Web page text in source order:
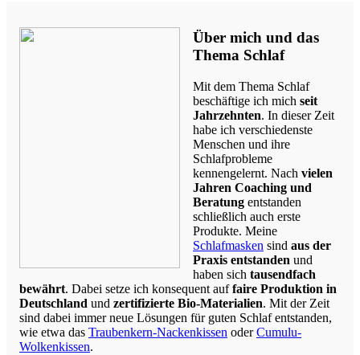
Über mich und das
Thema Schlaf
Mit dem Thema Schlaf
beschäftige ich mich seit
Jahrzehnten. In dieser Zeit
habe ich verschiedenste
Menschen und ihre
Schlafprobleme
kennengelernt. Nach vielen
Jahren Coaching und
Beratung entstanden
schließlich auch erste
Produkte. Meine
Schlafmasken sind aus der
Praxis entstanden und
haben sich tausendfach
bewährt. Dabei setze ich konsequent auffaire Produktion in
Deutschland und zertifizierte Bio-Materialien. Mit der Zeit
sind dabei immer neue Lösungen für guten Schlaf entstanden,
wie etwa das Traubenkern-Nackenkissen oderCumulu-
Wolkenkissen.